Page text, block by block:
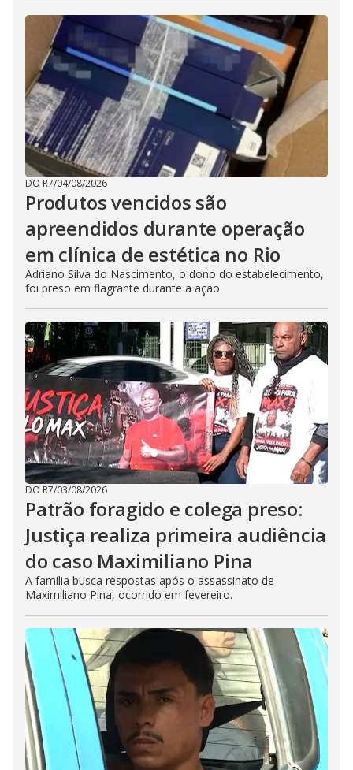
DO R7/04/08/2026
Produtos vencidos são
apreendidos durante operação
em clínica de estética no Rio
Adriano Silva do Nascimento, o dono do estabelecimento,
foi preso em flagrante durante a ação
DO R7/03/08/2026
Patrão foragido e colega preso:
Justiça realiza primeira audiência
do caso Maximiliano Pina
A família busca respostas após o assassinato de
Maximiliano Pina, ocorrido em fevereiro.